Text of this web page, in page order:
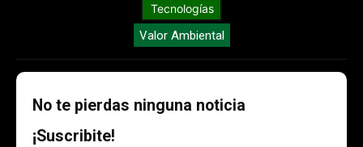
Tecnologías
Valor Ambiental
No te pierdas ninguna noticia
¡Suscribite!